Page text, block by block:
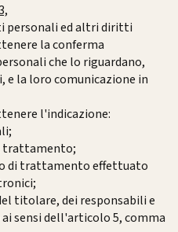
personali ed altri diritti
la conferma
che lo riguardano,
e la loro comunicazione in
l'indicazione:
trattamento;
di trattamento effettuato
titolare, dei responsabili e
sensi dell'articolo 5, comma